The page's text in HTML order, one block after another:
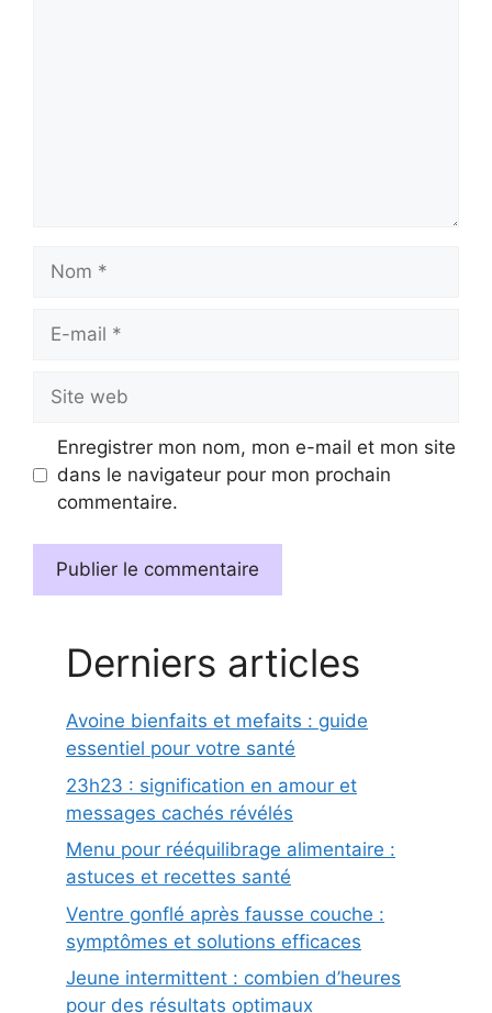
mail
web
Enregistrer mon nom, mon e-mail et mon site
dans le navigateur pour mon prochain
commentaire.
Derniers articles
Avoine bienfaits et mefaits : guide
essentiel pour votre santé
23h23 : signification en amour et
messages cachés révélés
Menu pour rééquilibrage alimentaire :
astuces et recettes santé
Ventre gonflé après fausse couche :
symptômes et solutions efficaces
Jeune intermittent : combien d’heures
pour des résultats optimaux